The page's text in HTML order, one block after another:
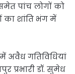
पांच लोगों को
का शांति भंग में
अवैध गतिविधियां
प्रभारी डॉ. सुमेध